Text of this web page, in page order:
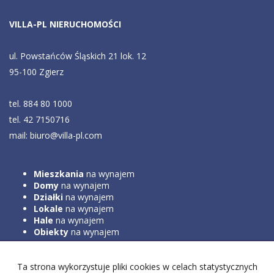
VILLA-PL NIERUCHOMOŚCI
ul. Powstańców Śląskich 21 lok. 12
95-100 Zgierz
tel. 884 80 1000
tel. 42 7150716
mail: biuro@villa-pl.com
Mieszkania na wynajem
Domy na wynajem
Działki na wynajem
Lokale na wynajem
Hale na wynajem
Obiekty na wynajem
Mieszkaniana sprzedaż
Ta strona wykorzystuje pliki cookies w celach statystycznych